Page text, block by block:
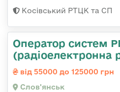
Косівський РТЦК та СП
Оператор систем
(радіоелектронна
від 55000 до 125000 грн
Слов'янськ